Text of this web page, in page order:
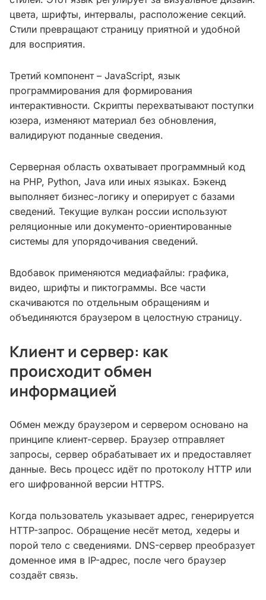
цвета, шрифты, интервалы, расположение секций.
Стили превращают страницу приятной и удобной
для восприятия.
Третий компонент – JavaScript, язык
программирования для формирования
интерактивности. Скрипты перехватывают поступки
юзера, изменяют материал без обновления,
валидируют поданные сведения.
Серверная область охватывает программный код
на PHP, Python, Java или иных языках. Бэкенд
выполняет бизнес-логику и оперирует с базами
сведений. Текущие вулкан россии используют
реляционные или документо-ориентированные
системы для упорядочивания сведений.
Вдобавок применяются медиафайлы: графика,
видео, шрифты и пиктограммы. Все части
скачиваются по отдельным обращениям и
объединяются браузером в целостную страницу.
Клиент и сервер: как
происходит обмен
информацией
Обмен между браузером и сервером основано на
принципе клиент-сервер. Браузер отправляет
запросы, сервер обрабатывает их и предоставляет
данные. Весь процесс идёт по протоколу HTTP или
его шифрованной версии HTTPS.
Когда пользователь указывает адрес, генерируется
HTTP-запрос. Обращение несёт метод, хедеры и
порой тело с сведениями. DNS-сервер преобразует
доменное имя в IP-адрес, после чего браузер
создаёт связь.